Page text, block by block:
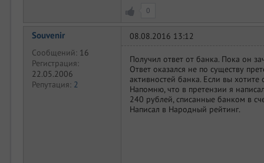
0
Souvenir
Сообщений: 16
Регистрация:
22.05.2006
Репутация: 2
08.08.2016 13:12
Получил ответ от банка. Пока он
Ответ оказался не по существу
активностей банка. Если вы
Напомню, что в претензии я
240 рублей, списанные банком в
Написал в Народный рейтинг.